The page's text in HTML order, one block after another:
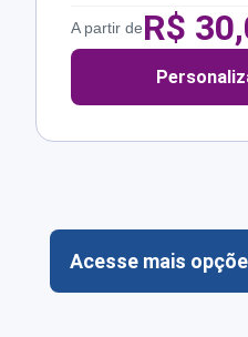
A partir deR$
Acesse mais